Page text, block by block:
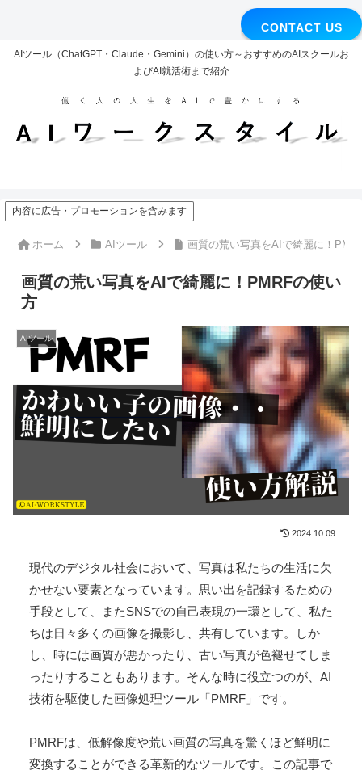
CONTACT US
AIツール（ChatGPT・Claude・Gemini）の使い方～おすすめのAIスクールお
よびAI就活術まで紹介
内容に広告・プロモーションを含みます
ホーム AIツール 画質の荒い写真をAIで綺麗に！
画質の荒い写真をAIで綺麗に！PMRFの使い
方
AIツール